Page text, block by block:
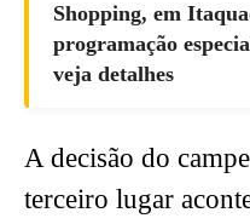
Shopping, em
programação
veja detalhes
A decisão do
terceiro lugar